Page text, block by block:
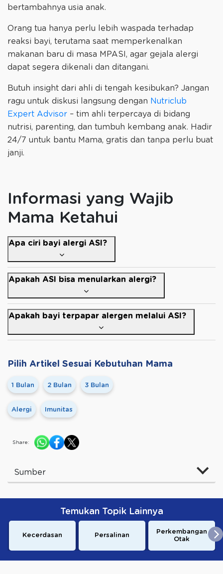
bertambahnya usia anak.
Orang tua hanya perlu lebih waspada terhadap
reaksi bayi, terutama saat memperkenalkan
makanan baru di masa MPASI, agar gejala alergi
dapat segera dikenali dan ditangani.
Butuh insight dari ahli di tengah kesibukan? Jangan
ragu untuk diskusi langsung dengan Nutriclub
Expert Advisor – tim ahli terpercaya di bidang
nutrisi, parenting, dan tumbuh kembang anak. Hadir
24/7 untuk bantu Mama, gratis dan tanpa perlu buat
janji.
Informasi yang Wajib
Mama Ketahui
Apa ciri bayi alergi ASI?
Apakah ASI bisa menularkan alergi?
Apakah bayi terpapar alergen melalui ASI?
Pilih Artikel Sesuai Kebutuhan Mama
1 Bulan 2 Bulan 3 Bulan
Alergi Imunitas
Share:
Sumber
Temukan Topik Lainnya
Kecerdasan Persalinan
Perkembangan
Otak